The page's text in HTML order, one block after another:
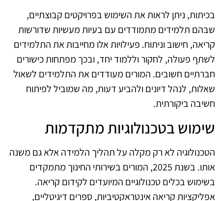
בכיתות, ניתן לראות את השימוש בפרויקטים קבוצתיים,
שבהם תלמידים מתמודדים עם בעיות מעשיות שדורשות
קריאה, חישוב וניתוח. פעילויות אלו מחייבות את התלמידים
לשתף פעולה, לחקור וללמוד יחד, ובכך מפתחות כישורים
חברתיים חשובים. המורים מעודדים את התלמידים לשאול
שאלות, לנהל דיונים ולהביע דעות, מה שמוביל לפיתוח
חשיבה ביקורתית.
שימוש בטכנולוגיות מתקדמות
הטכנולוגיה לא רק מקלה על תהליך הלמידה אלא גם משנה
אותו. בשנת 2025, המורים בשירותי החינוך מתמקדים
בשימוש בכלים טכנולוגיים המיועדים לקידום קריאה.
אפליקציות קריאה אינטראקטיביות, ספרים דיגיטליים,